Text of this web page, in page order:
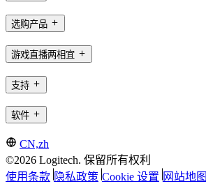
选购产品
游戏直播两相宜
支持
软件
CN,zh
©2026 Logitech. 保留所有权利
使用条款 隐私政策 Cookie 设置 网站地图